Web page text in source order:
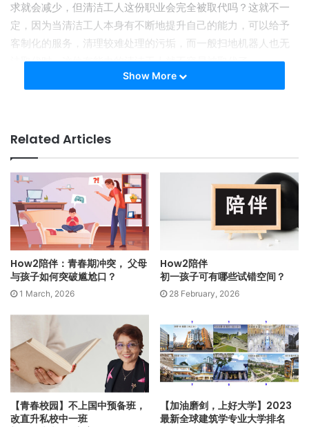
求就会减少，但清洁工人这份职业会完全被取代吗？这就不一
定，因为当清洁工人本身有不断地提升自己的能力，可以给予
客制化的服务，清理较难处理的污垢，而一般扫地机器人也无
法取代时，这位有能力的清洁工人就不容易被取代了。
里，我们会更有动力提升自己的能力、展现自己的专业性，运
Q:我是初三生，明年高中要选组，听说要先思考自己未
来要从事什么职业。可是365行，职业那么多，我该从
何选起？
当我们投入职业生涯选择时，很重要的是要思考自己有哪些兴
趣与能力。兴趣和能力两者是相辅相成的。当我们对某样事物
深感兴趣时，我们会投入更多的时间和心思，而增强自己的能
力。
当能力增强时，我们的成就感便会相对提高，让我们更有兴趣
投入其中！
中学的科目学习都是基本能力的培训，选择很有限，因此我鼓
励你多学多看多接触！尤其是多参与课外活动，从活动中学
习，也进一步了解自己的兴趣，展现自己多元的能力。
Show More
Related Articles
How2陪伴：青春期冲突， 父母
与孩子如何突破尴尬口？
1 March, 2026
How2陪伴
初一孩子可有哪些试错空间？
28 February, 2026
【青春校园】不上国中预备班，
改直升私校中一班
【加油磨剑，上好大学】2023
最新全球建筑学专业大学排名